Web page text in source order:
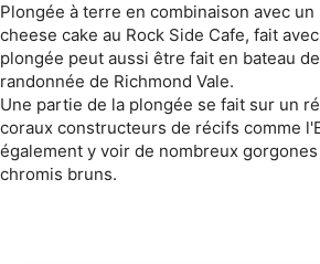
Plongée à terre en combinaison avec
cheese cake au Rock Side Cafe, fait
plongée peut aussi être fait en bateau
randonnée de Richmond Vale.
Une partie de la plongée se fait sur un
coraux constructeurs de récifs comme
également y voir de nombreux
chromis bruns.